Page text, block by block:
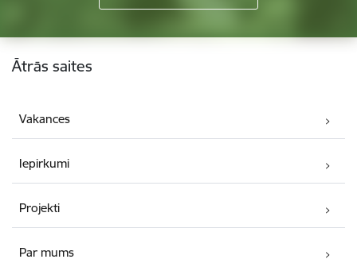
Kājene
Ātrās saites
Vakances
Iepirkumi
Projekti
Par mums